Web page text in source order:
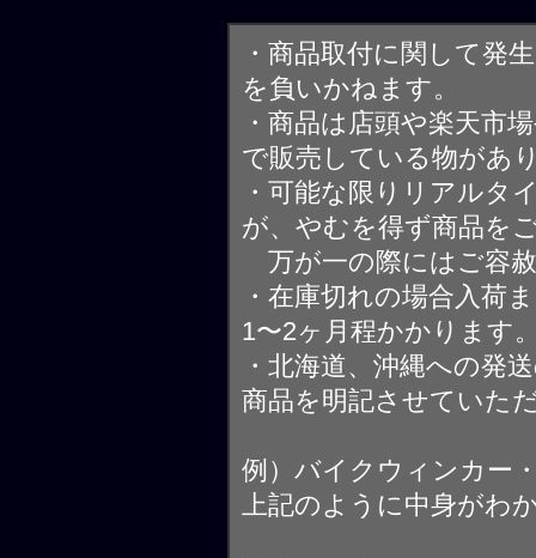
・商品取付に関して発
を負いかねます。
・商品は店頭や楽天市
で販売している物があ
・可能な限りリアルタ
が、やむを得ず商品を
万が一の際にはご容
・在庫切れの場合入荷
1〜2ヶ月程かかります
・北海道、沖縄への発
商品を明記させていた
例）バイクウィンカー
上記のように中身がわ